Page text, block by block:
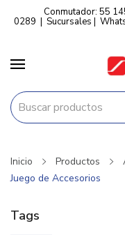
Conmutador: 55
0289 | Sucursales |
Inicio Productos
Juego de Accesorios
Tags